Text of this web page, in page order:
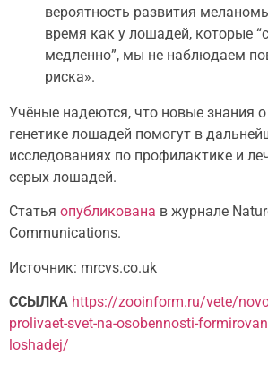
вероятность развития
время как у лошадей, которые
медленно”, мы не наблюдаем
риска».
Учёные надеются, что новые знания
генетике лошадей помогут в
исследованиях по профилактике и
серых лошадей.
Статья опубликована в журнале
Communications.
Источник: mrcvs.co.uk
ССЫЛКА https://zooinform.ru/vete/
prolivaet-svet-na-osobennosti-
loshadej/